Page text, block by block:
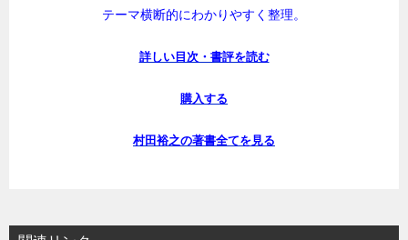
テーマ横断的にわかりやすく整理。
詳しい目次・書評を読む
購入する
村田裕之の著書全てを見る